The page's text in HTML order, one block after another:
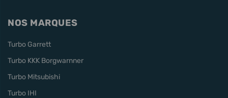
NOS MARQUES
Turbo Garrett
Turbo KKK Borgwarnner
Turbo Mitsubishi
Turbo IHI